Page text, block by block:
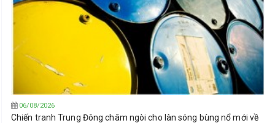
06/08/2026
Chiến tranh Trung Đông châm ngòi cho làn sóng bùng nổ mới về